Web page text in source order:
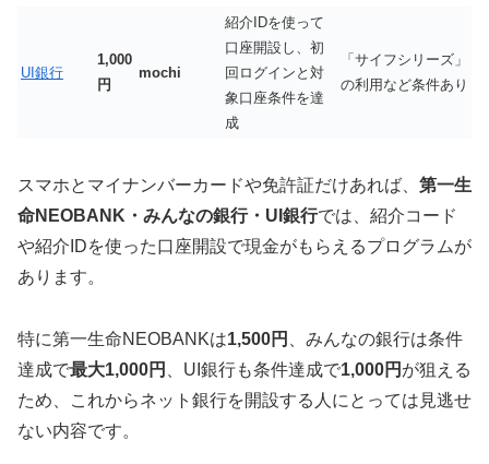
UI銀行
1,000
円
mochi
紹介IDを使って
口座開設し、初
回ログインと対
象口座条件を達
成
「サイフシリーズ」
の利用など条件あり
スマホとマイナンバーカードや免許証だけあれば、 第一生
命NEOBANK・みんなの銀行・UI銀行では、紹介コード
や紹介IDを使った口座開設で現金がもらえるプログラムが
あります。
特に第一生命NEOBANKは1,500円
、みんなの銀行は条件
達成で最大1,000円 、UI銀行も条件達成で1,000円 が狙える
ため、これからネット銀行を開設する人にとっては見逃せ
ない内容です。